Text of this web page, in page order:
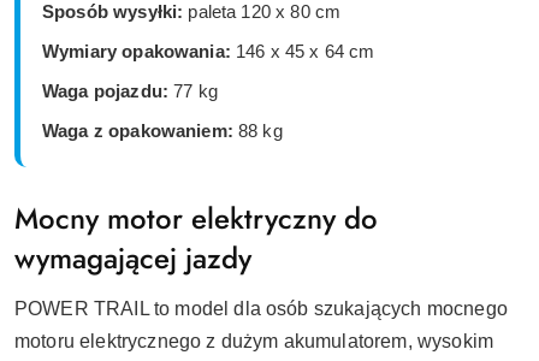
Sposób wysyłki: paleta 120 x 80 cm
Wymiary opakowania: 146 x 45 x 64 cm
Waga pojazdu: 77 kg
Waga z opakowaniem: 88 kg
Mocny motor elektryczny do
wymagającej jazdy
POWER TRAIL to model dla osób szukających mocnego
motoru elektrycznego z dużym akumulatorem, wysokim